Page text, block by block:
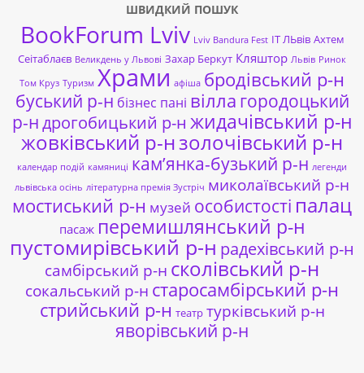
ШВИДКИЙ ПОШУК
BookForum Lviv Lviv Bandura Fest ІТ ЛЬвів Ахтем
Сеітаблаєв Великдень у Львові Захар Беркут Кляштор Львів Ринок
Том Круз Туризм Храми афіша бродівський р-н
буський р-н бізнес пані вілла городоцький
р-ндрогобицький р-н жидачівський р-н
жовківський р-нзолочівський р-н
календар подій камяниці кам’янка-бузький р-н легенди
львівська осінь літературна премія Зустріч миколаївський р-н
мостиський р-н музей особистості палац
пасаж перемишлянський р-н
пустомирівський р-н радехівський р-н
самбірський р-н сколівський р-н
сокальський р-н старосамбірський р-н
стрийський р-н театр турківський р-н
яворівський р-н